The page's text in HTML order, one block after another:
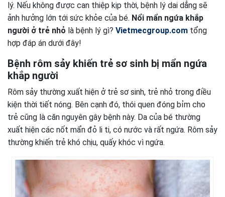
lý. Nếu không được can thiệp kịp thời, bệnh lý dai dẳng sẽ
ảnh hưởng lớn tới sức khỏe của bé. Nổi mẩn ngứa khắp
người ở trẻ nhỏ là bệnh lý gì? Vietmecgroup.com tổng
hợp đáp án dưới đây!
Bệnh rôm sảy khiến trẻ sơ sinh bị mẩn ngứa
khắp người
Rôm sảy thường xuất hiện ở trẻ sơ sinh, trẻ nhỏ trong điều
kiện thời tiết nóng. Bên cạnh đó, thói quen đóng bỉm cho
trẻ cũng là căn nguyên gây bệnh này. Da của bé thường
xuất hiện các nốt mẩn đỏ li ti, có nước và rất ngứa. Rôm sảy
thường khiến trẻ khó chịu, quấy khóc vì ngứa.